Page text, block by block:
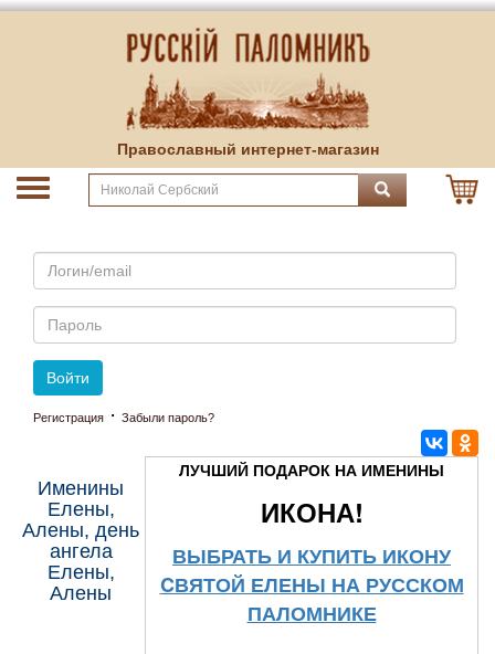
Православный интернет-магазин
Email
Пароль
Войти
Регистрация · Забыли пароль?
ЛУЧШИЙ ПОДАРОК НА ИМЕНИНЫ
ИКОНА!
ВЫБРАТЬ И КУПИТЬ ИКОНУ
CВЯТОЙ ЕЛЕНЫ НА РУССКОМ
ПАЛОМНИКЕ
Именины
Елены,
Алены, день
ангела
Елены,
Алены